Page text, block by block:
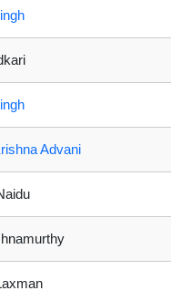
Advani